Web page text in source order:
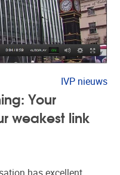
IVP nieuws
Your
weakest link